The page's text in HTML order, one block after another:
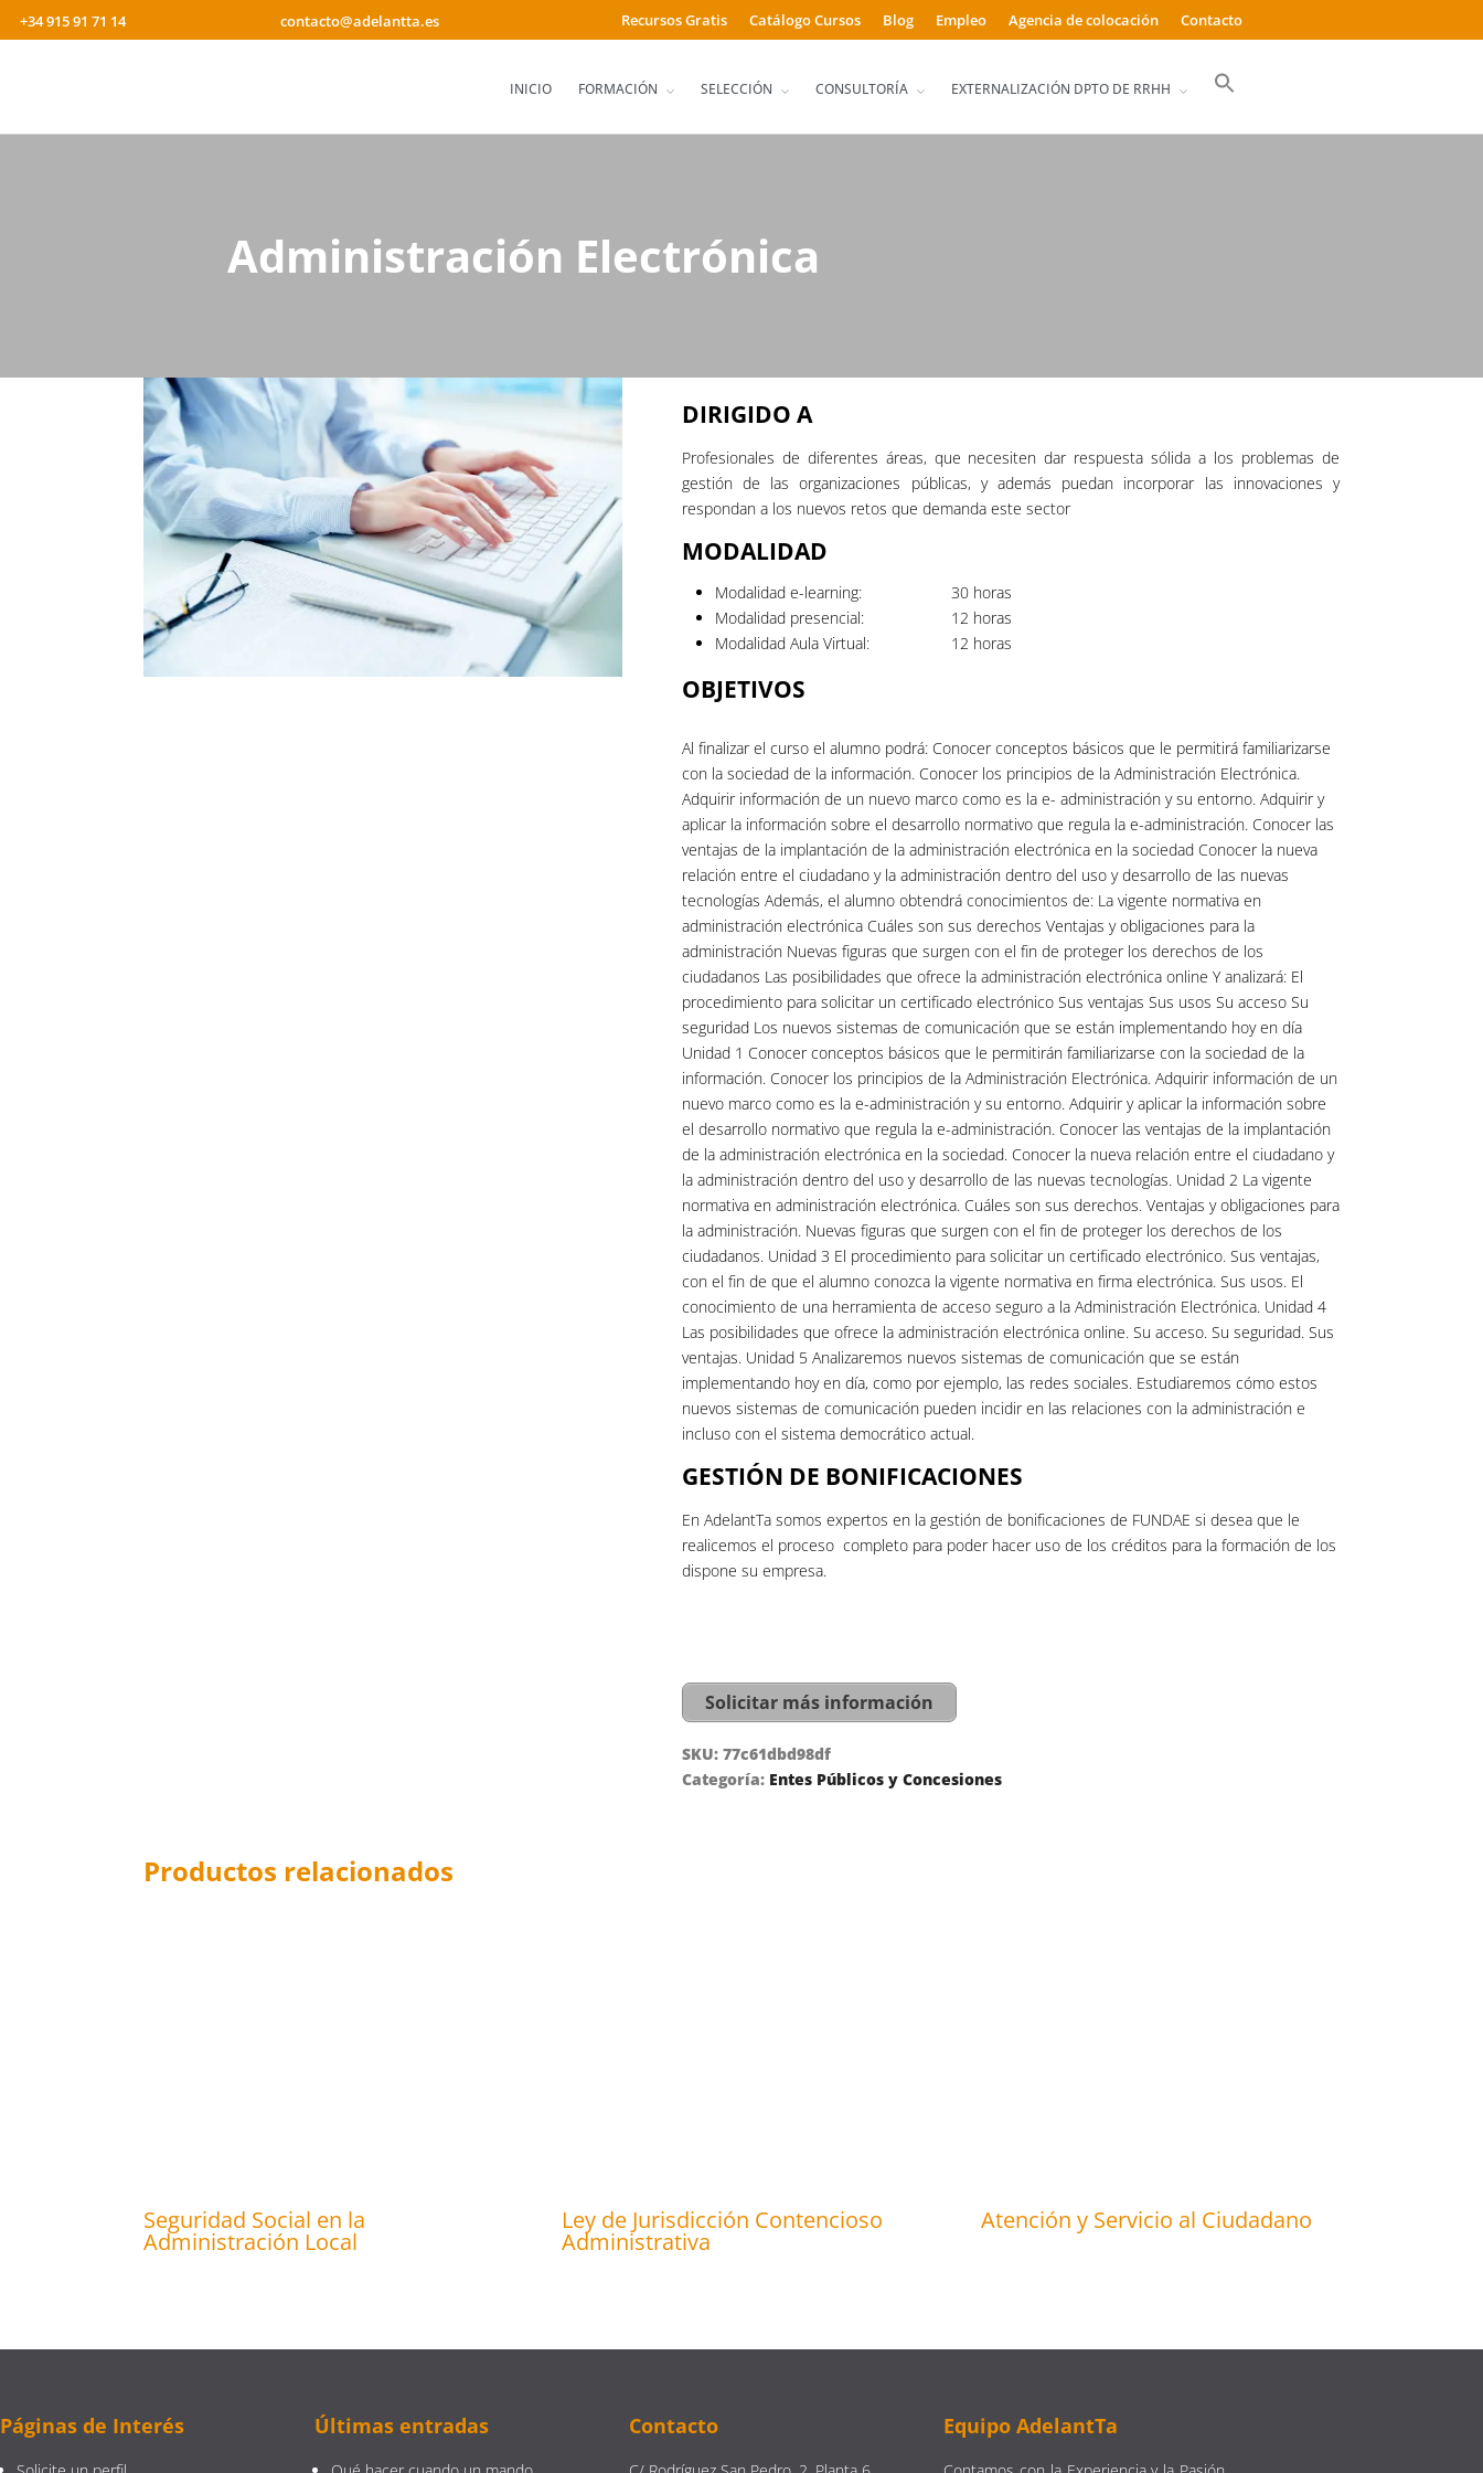
+34 915 91 71 14 contacto@adelantta.es Recursos Gratis Catálogo Cursos Blog Empleo Agencia de colocación Contacto
INICIO FORMACIÓN SELECCIÓN CONSULTORÍA EXTERNALIZACIÓN DPTO DE RRHH
Administración Electrónica
DIRIGIDO A
Profesionales de diferentes áreas, que necesiten dar respuesta sólida a los problemas de
gestión de las organizaciones públicas, y además puedan incorporar las innovaciones y
respondan a los nuevos retos que demanda este sector
MODALIDAD
Modalidad e-learning: 30horas
Modalidad presencial:
12 horas
Modalidad Aula Virtual:
12 horas
OBJETIVOS
Al finalizar el curso el alumno podrá: Conocer conceptos básicos que le permitirá familiarizarse
con la sociedad de la información. Conocer los principios de la Administración Electrónica.
Adquirir información de un nuevo marco como es la e- administración y su entorno. Adquirir y
aplicar la información sobre el desarrollo normativo que regula la e-administración. Conocer las
ventajas de la implantación de la administración electrónica en la sociedad Conocer la nueva
relación entre el ciudadano y la administración dentro del uso y desarrollo de las nuevas
tecnologías Además, el alumno obtendrá conocimientos de: La vigente normativa en
administración electrónica Cuáles son sus derechos Ventajas y obligaciones para la
administración Nuevas figuras que surgen con el fin de proteger los derechos de los
ciudadanos Las posibilidades que ofrece la administración electrónica online Y analizará: El
procedimiento para solicitar un certificado electrónico Sus ventajas Sus usos Su acceso Su
seguridad Los nuevos sistemas de comunicación que se están implementando hoy en día
Unidad 1 Conocer conceptos básicos que le permitirán familiarizarse con la sociedad de la
información. Conocer los principios de la Administración Electrónica. Adquirir información de un
nuevo marco como es la e-administración y su entorno. Adquirir y aplicar la información sobre
el desarrollo normativo que regula la e-administración. Conocer las ventajas de la implantación
de la administración electrónica en la sociedad. Conocer la nueva relación entre el ciudadano y
la administración dentro del uso y desarrollo de las nuevas tecnologías. Unidad 2 La vigente
normativa en administración electrónica. Cuáles son sus derechos. Ventajas y obligaciones para
la administración. Nuevas figuras que surgen con el fin de proteger los derechos de los
ciudadanos. Unidad 3 El procedimiento para solicitar un certificado electrónico. Sus ventajas,
con el fin de que el alumno conozca la vigente normativa en firma electrónica. Sus usos. El
conocimiento de una herramienta de acceso seguro a la Administración Electrónica. Unidad 4
Las posibilidades que ofrece la administración electrónica online. Su acceso. Su seguridad. Sus
ventajas. Unidad 5 Analizaremos nuevos sistemas de comunicación que se están
implementando hoy en día, como por ejemplo, las redes sociales. Estudiaremos cómo estos
nuevos sistemas de comunicación pueden incidir en las relaciones con la administración e
incluso con el sistema democrático actual.
GESTIÓN DE BONIFICACIONES
En AdelantTa somos expertos en la gestión de bonificaciones de FUNDAE si desea que le
realicemos el proceso completo para poder hacer uso de los créditos para la formación de los
dispone su empresa.
Solicitar más información
SKU: 77c61dbd98df
Categoría: Entes Públicos y Concesiones
Productos relacionados
Seguridad Social en la
Administración Local
Ley de Jurisdicción Contencioso
Administrativa
Atención y Servicio al Ciudadano
Páginas de Interés Últimas entradas Contacto Equipo AdelantTa